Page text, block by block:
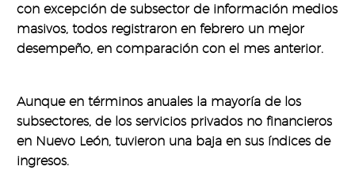
con excepción de subsector de información medios
masivos, todos registraron en febrero un mejor
desempeño, en comparación con el mes anterior.
Aunque en términos anuales la mayoría de los
subsectores, de los servicios privados no financieros
en Nuevo León, tuvieron una baja en sus índices de
ingresos.